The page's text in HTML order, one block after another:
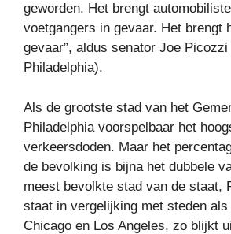
geworden. Het brengt
voetgangers in gevaar. Het brengt
gevaar”, aldus senator Joe Picozzi
Philadelphia).
Als de grootste stad van het
Philadelphia voorspelbaar het
verkeersdoden. Maar het
de bevolking is bijna het dubbele
meest bevolkte stad van de staat,
staat in vergelijking met steden als
Chicago en Los Angeles, zo blijkt